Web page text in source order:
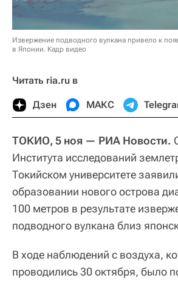
Извержение подводного вулкана привело к
в Японии. Кадр видео
Читать ria.ru в
Дзен МАКС
ТОКИО, 5 ноя — РИА Новости.
Института исследований
Токийском университете
образовании нового острова
100 метров в результате
подводного вулкана близ
В ходе наблюдений с воздуха,
проводились 30 октября, было